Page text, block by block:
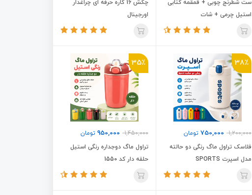
ست شطرنج چوبی + قمقمه کتابی
استیل چرمی + شات
چکش 16 کاره حرفه ای چراغدار
اورجینال
38٪
1,200,000
750,000 تومان
فلاسک تراول ماگ رنگی دو حالته
مدل اسپرت SPORTS
35٪
1,450,000
950,000 تومان
تراول ماگ دوجداره رنگی استیل
حلقه دار کد 1550